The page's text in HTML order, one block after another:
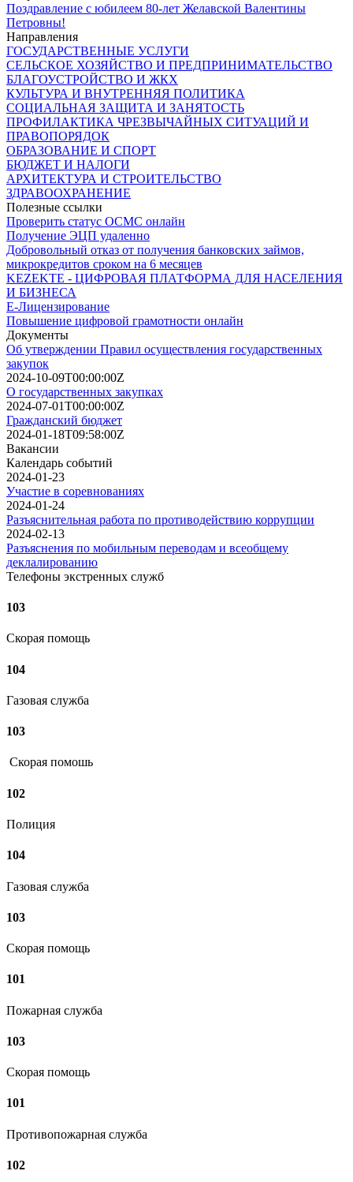
Поздравление с юбилеем 80-лет Желавской Валентины
Петровны!
Направления
ГОСУДАРСТВЕННЫЕ УСЛУГИ
СЕЛЬСКОЕ ХОЗЯЙСТВО И ПРЕДПРИНИМАТЕЛЬСТВО
БЛАГОУСТРОЙСТВО И ЖКХ
КУЛЬТУРА И ВНУТРЕННЯЯ ПОЛИТИКА
СОЦИАЛЬНАЯ ЗАЩИТА И ЗАНЯТОСТЬ
ПРОФИЛАКТИКА ЧРЕЗВЫЧАЙНЫХ СИТУАЦИЙ И
ПРАВОПОРЯДОК
ОБРАЗОВАНИЕ И СПОРТ
БЮДЖЕТ И НАЛОГИ
АРХИТЕКТУРА И СТРОИТЕЛЬСТВО
ЗДРАВООХРАНЕНИЕ
Полезные ссылки
Проверить статус ОСМС онлайн
Получение ЭЦП удаленно
Добровольный отказ от получения банковских займов,
микрокредитов сроком на 6 месяцев
KEZEKTE - ЦИФРОВАЯ ПЛАТФОРМА ДЛЯ НАСЕЛЕНИЯ
И БИЗНЕСА
Е-Лицензирование
Повышение цифровой грамотности онлайн
Документы
Об утверждении Правил осуществления государственных
закупок
2024-10-09T00:00:00Z
О государственных закупках
2024-07-01T00:00:00Z
Гражданский бюджет
2024-01-18T09:58:00Z
Вакансии
Календарь событий
2024-01-23
Участие в соревнованиях
2024-01-24
Разъяснительная работа по противодействию коррупции
2024-02-13
Разъяснения по мобильным переводам и всеобщему
деклалированию
Телефоны экстренных служб
103
Скорая помощь
104
Газовая служба
103
Скорая помошь
102
Полиция
104
Газовая служба
103
Скорая помощь
101
Пожарная служба
103
Скорая помощь
101
Противопожарная служба
102